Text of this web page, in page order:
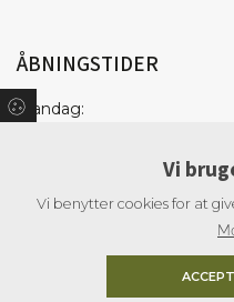
ÅBNINGSTIDER
Mandag:
Torsdag:
Vi
Vi benytter cookies for at